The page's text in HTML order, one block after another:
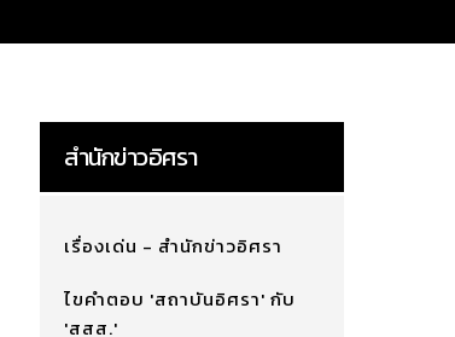
สำนักข่าวอิศรา
เรื่องเด่น - สำนักข่าวอิศรา
ไขคำตอบ 'สถาบันอิศรา' กับ
'สสส.'